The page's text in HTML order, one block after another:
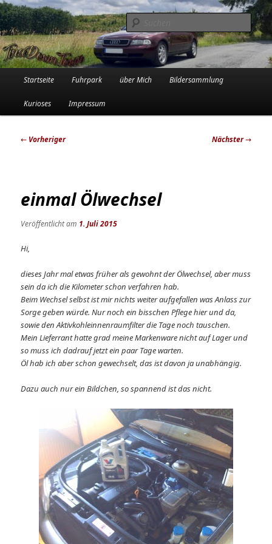
Zum
primären
Inhalt
springenTinadowntown
Die Audi-Schrauberin und ihre Erlebnisse in der Garage
Startseite Fuhrpark über Mich Bildersammlung
Kurioses Impressum
Beitragsnavigation
← Vorheriger Nächster→
einmal Ölwechsel
Veröffentlicht am 1. Juli 2015
Hi,
dieses Jahr mal etwas früher als gewohnt der Ölwechsel, aber muss
sein da ich die Kilometer schon verfahren hab.
Beim Wechsel selbst ist mir nichts weiter aufgefallen was Anlass zur
Sorge geben würde. Nur noch ein bisschen Pflege hier und da,
sowie den Aktivkohleinnenraumfilter die Tage noch tauschen.
Mein Lieferrant hatte grad meine Markenware nicht auf Lager und
so muss ich dadrauf jetzt ein paar Tage warten.
Öl hab ich aber schon gewechselt, das ist davon ja unabhängig.
Dazu auch nur ein Bildchen, so spannend ist das nicht.